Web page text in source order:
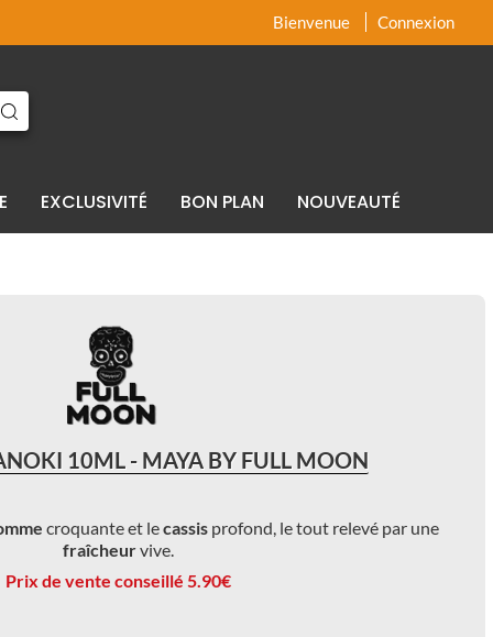
Bienvenue Connexion
EXCLUSIVITÉ BON PLAN NOUVEAUTÉ
10ML - MAYA BY FULL MOON
croquante et lecassis profond, le tout relevé par une
fraîcheurvive.
Prix ​​de vente conseillé 5.90€
xx